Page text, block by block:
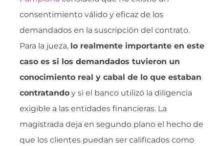
consentimiento válido y eficaz de los
demandados en la suscripción del contrato.
Para la jueza, lo realmente importante en este
caso es si los demandados tuvieron un
conocimiento real y cabal de lo que estaban
contratando y si el banco utilizó la diligencia
exigible a las entidades financieras. La
magistrada deja en segundo plano el hecho de
que los clientes puedan ser calificados como